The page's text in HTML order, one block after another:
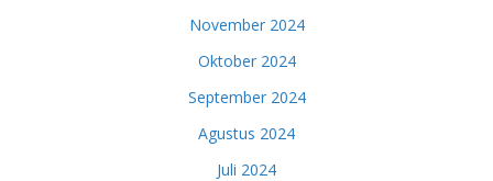
November 2024
Oktober 2024
September 2024
Agustus 2024
Juli 2024